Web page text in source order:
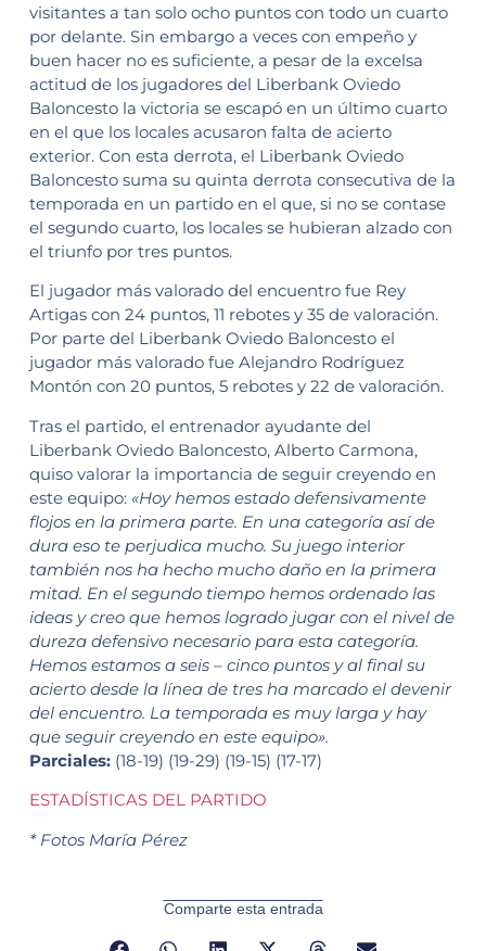
visitantes a tan solo ocho puntos con todo un cuarto
por delante. Sin embargo a veces con empeño y
buen hacer no es suficiente, a pesar de la excelsa
actitud de los jugadores del Liberbank Oviedo
Baloncesto la victoria se escapó en un último cuarto
en el que los locales acusaron falta de acierto
exterior. Con esta derrota, el Liberbank Oviedo
Baloncesto suma su quinta derrota consecutiva de la
temporada en un partido en el que, si no se contase
el segundo cuarto, los locales se hubieran alzado con
el triunfo por tres puntos.
El jugador más valorado del encuentro fue Rey
Artigas con 24 puntos, 11 rebotes y 35 de valoración.
Por parte del Liberbank Oviedo Baloncesto el
jugador más valorado fue Alejandro Rodríguez
Montón con 20 puntos, 5 rebotes y 22 de valoración.
Tras el partido, el entrenador ayudante del
Liberbank Oviedo Baloncesto, Alberto Carmona,
quiso valorar la importancia de seguir creyendo en
este equipo: «Hoy hemos estado defensivamente
flojos en la primera parte. En una categoría así de
dura eso te perjudica mucho. Su juego interior
también nos ha hecho mucho daño en la primera
mitad. En el segundo tiempo hemos ordenado las
ideas y creo que hemos logrado jugar con el nivel de
dureza defensivo necesario para esta categoría.
Hemos estamos a seis – cinco puntos y al final su
acierto desde la línea de tres ha marcado el devenir
del encuentro. La temporada es muy larga y hay
que seguir creyendo en este equipo».
Parciales:(18-19) (19-29) (19-15) (17-17)
ESTADÍSTICAS DEL PARTIDO
* Fotos María Pérez
Comparte esta entrada